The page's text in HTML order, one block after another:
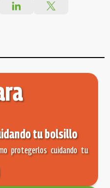
tu bolsillo
protegerlos cuidando tu